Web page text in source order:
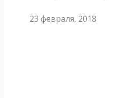
23 февраля, 2018